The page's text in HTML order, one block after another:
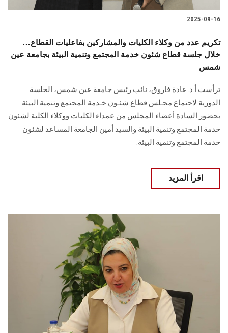
2025-09-16
تكريم عدد من وكلاء الكليات والمشاركين بفاعليات القطاع…
خلال جلسة قطاع شئون خدمة المجتمع وتنمية البيئة بجامعة عين
شمس
ترأست أ.د. غادة فاروق، نائب رئيس جامعة عين شمس، الجلسة
الدورية لاجتماع مجـلس قطاع شئـون خـدمة المجتمع وتنمية البيئة
بحضور السادة أعضاء المجلس من عمداء الكليات ووكلاء الكلية لشئون
خدمة المجتمع وتنمية البيئة والسيد أمين الجامعة المساعد لشئون
خدمة المجتمع وتنمية البيئة.
اقرأ المزيد